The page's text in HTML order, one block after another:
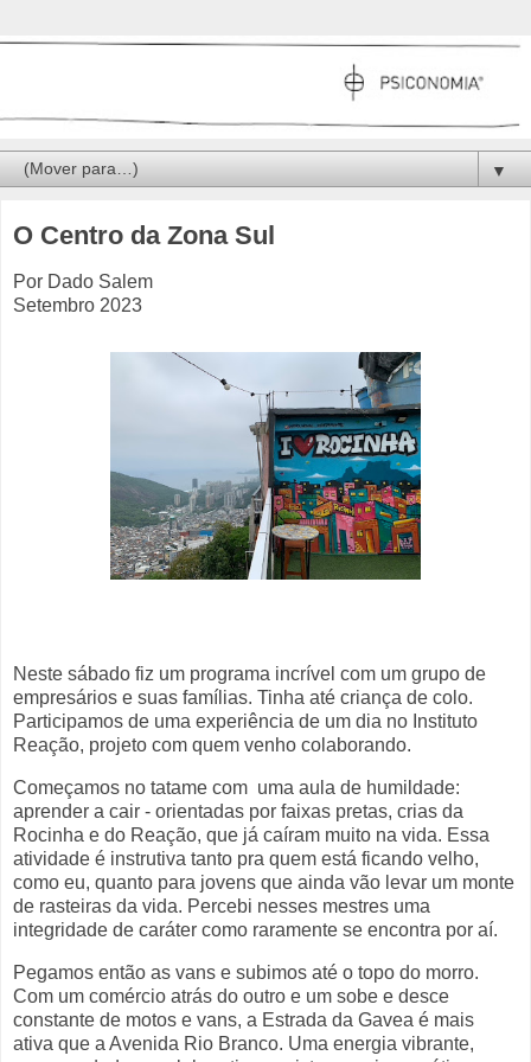
▼
O Centro da Zona Sul
Por Dado Salem
Setembro 2023
Neste sábado fiz um programa incrível com um grupo de
empresários e suas famílias. Tinha até criança de colo.
Participamos de uma experiência de um dia no Instituto
Reação, projeto com quem venho colaborando.
Começamos no tatame com uma aula de humildade:
aprender a cair - orientadas por faixas pretas, crias da
Rocinha e do Reação, que já caíram muito na vida. Essa
atividade é instrutiva tanto pra quem está ficando velho,
como eu, quanto para jovens que ainda vão levar um monte
de rasteiras da vida. Percebi nesses mestres uma
integridade de caráter como raramente se encontra por aí.
Pegamos então as vans e subimos até o topo do morro.
Com um comércio atrás do outro e um sobe e desce
constante de motos e vans, a Estrada da Gavea é mais
ativa que a Avenida Rio Branco. Uma energia vibrante,